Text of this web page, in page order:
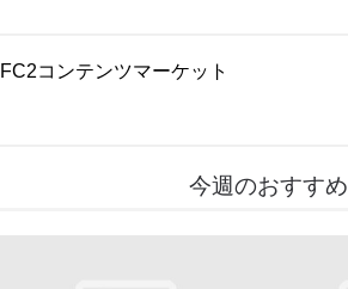
FC2コンテンツマーケット
今週のおすすめ